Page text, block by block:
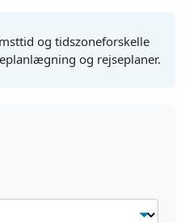
og tidszoneforskelle
og rejseplaner.